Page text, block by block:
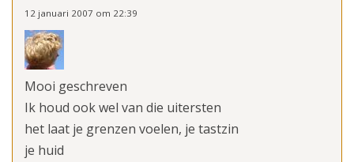
12 januari 2007 om 22:39
Mooi geschreven
Ik houd ook wel van die uitersten
het laat je grenzen voelen, je tastzin
je huid